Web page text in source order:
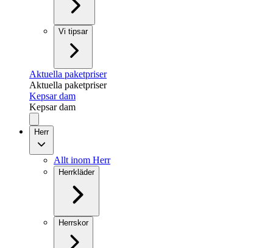
Vi tipsar
Aktuella paketpriser
Aktuella paketpriser
Kepsar dam
Kepsar dam
Herr
Allt inom Herr
Herrkläder
Herrskor